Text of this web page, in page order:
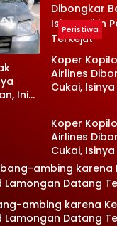
Ini
Peristiwa
Koper
Airlines
Cukai, Isinya
Koper
Airlines
Cukai, Isinya
Petugas
ambing karena
Lamongan Datang